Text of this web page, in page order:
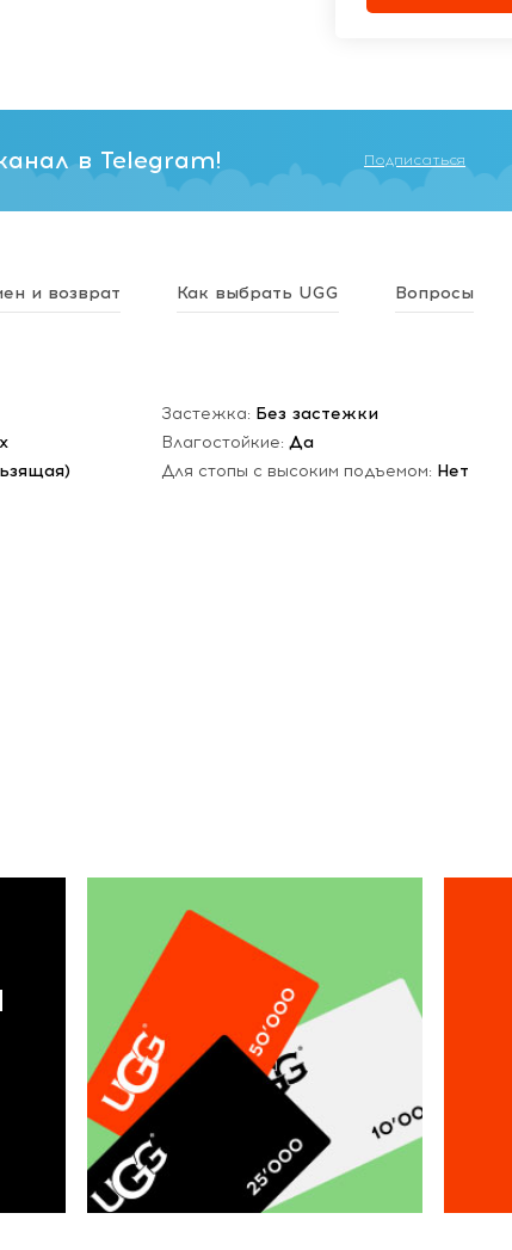
в Telegram! Подписаться
и возврат Как выбрать UGG Вопросы
Застежка: Без застежки
Влагостойкие: Да
Для стопы с высоким подъемом: Нет